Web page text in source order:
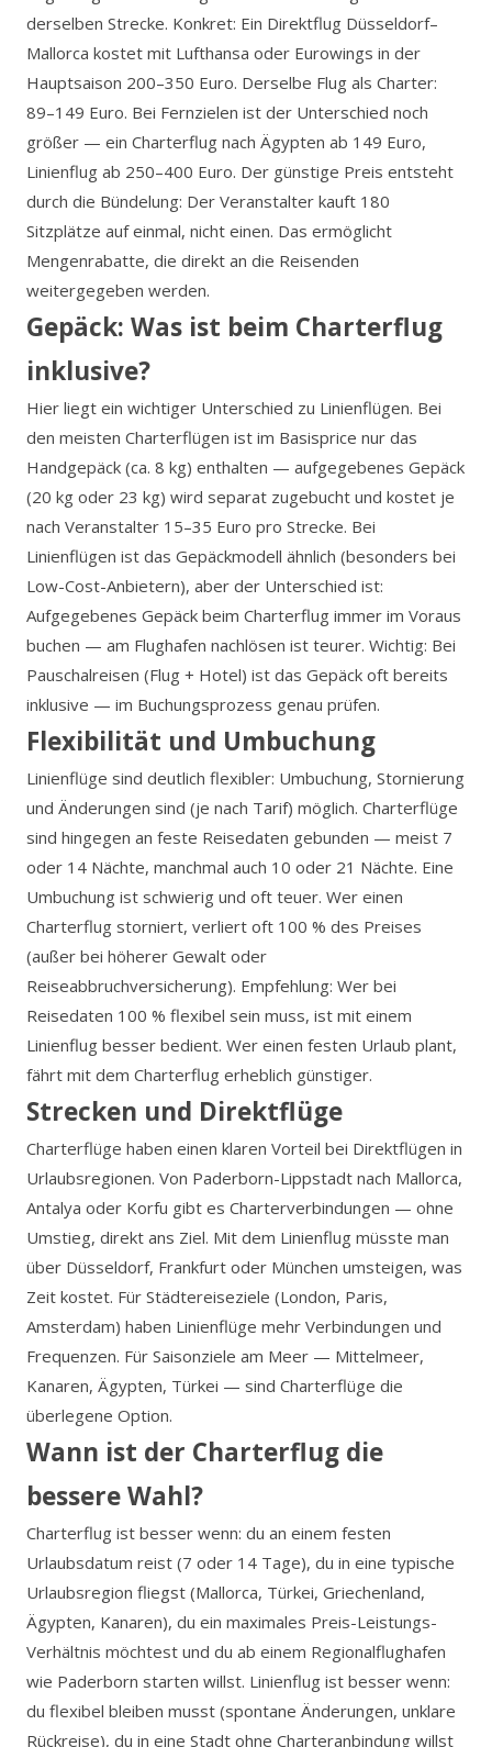
derselben Strecke. Konkret: Ein Direktflug Düsseldorf–
Mallorca kostet mit Lufthansa oder Eurowings in der
Hauptsaison 200–350 Euro. Derselbe Flug als Charter:
89–149 Euro. Bei Fernzielen ist der Unterschied noch
größer — ein Charterflug nach Ägypten ab 149 Euro,
Linienflug ab 250–400 Euro. Der günstige Preis entsteht
durch die Bündelung: Der Veranstalter kauft 180
Sitzplätze auf einmal, nicht einen. Das ermöglicht
Mengenrabatte, die direkt an die Reisenden
weitergegeben werden.
Gepäck: Was ist beim Charterflug
inklusive?
Hier liegt ein wichtiger Unterschied zu Linienflügen. Bei
den meisten Charterflügen ist im Basisprice nur das
Handgepäck (ca. 8 kg) enthalten — aufgegebenes Gepäck
(20 kg oder 23 kg) wird separat zugebucht und kostet je
nach Veranstalter 15–35 Euro pro Strecke. Bei
Linienflügen ist das Gepäckmodell ähnlich (besonders bei
Low-Cost-Anbietern), aber der Unterschied ist:
Aufgegebenes Gepäck beim Charterflug immer im Voraus
buchen — am Flughafen nachlösen ist teurer. Wichtig: Bei
Pauschalreisen (Flug + Hotel) ist das Gepäck oft bereits
inklusive — im Buchungsprozess genau prüfen.
Flexibilität und Umbuchung
Linienflüge sind deutlich flexibler: Umbuchung, Stornierung
und Änderungen sind (je nach Tarif) möglich. Charterflüge
sind hingegen an feste Reisedaten gebunden — meist 7
oder 14 Nächte, manchmal auch 10 oder 21 Nächte. Eine
Umbuchung ist schwierig und oft teuer. Wer einen
Charterflug storniert, verliert oft 100 % des Preises
(außer bei höherer Gewalt oder
Reiseabbruchversicherung). Empfehlung: Wer bei
Reisedaten 100 % flexibel sein muss, ist mit einem
Linienflug besser bedient. Wer einen festen Urlaub plant,
fährt mit dem Charterflug erheblich günstiger.
Strecken und Direktflüge
Charterflüge haben einen klaren Vorteil bei Direktflügen in
Urlaubsregionen. Von Paderborn-Lippstadt nach Mallorca,
Antalya oder Korfu gibt es Charterverbindungen — ohne
Umstieg, direkt ans Ziel. Mit dem Linienflug müsste man
über Düsseldorf, Frankfurt oder München umsteigen, was
Zeit kostet. Für Städtereiseziele (London, Paris,
Amsterdam) haben Linienflüge mehr Verbindungen und
Frequenzen. Für Saisonziele am Meer — Mittelmeer,
Kanaren, Ägypten, Türkei — sind Charterflüge die
überlegene Option.
Wann ist der Charterflug die
bessere Wahl?
Charterflug ist besser wenn: du an einem festen
Urlaubsdatum reist (7 oder 14 Tage), du in eine typische
Urlaubsregion fliegst (Mallorca, Türkei, Griechenland,
Ägypten, Kanaren), du ein maximales Preis-Leistungs-
Verhältnis möchtest und du ab einem Regionalflughafen
wie Paderborn starten willst. Linienflug ist besser wenn:
du flexibel bleiben musst (spontane Änderungen, unklare
Rückreise), du in eine Stadt ohne Charteranbindung willst